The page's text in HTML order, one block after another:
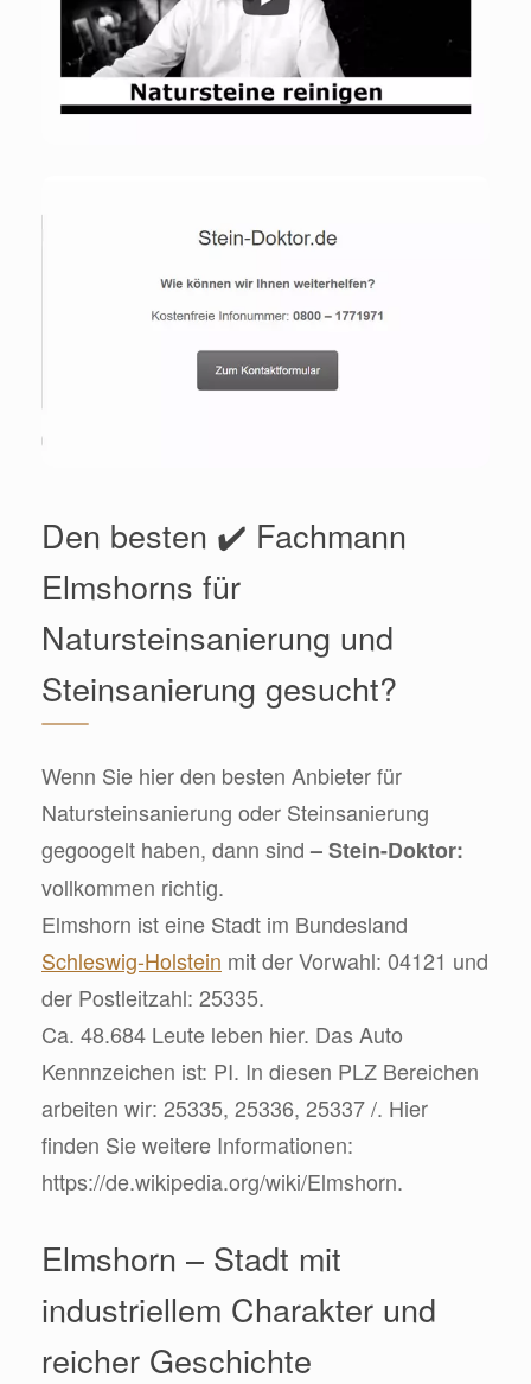
Den besten ✔️ Fachmann
Elmshorns für
Natursteinsanierung und
Steinsanierung gesucht?
Wenn Sie hier den besten Anbieter für
Natursteinsanierung oder Steinsanierung
gegoogelt haben, dann sind– Stein-Doktor:
vollkommen richtig.
Elmshorn ist eine Stadt im Bundesland
Schleswig-Holstein mit der Vorwahl: 04121 und
der Postleitzahl: 25335.
Ca. 48.684 Leute leben hier. Das Auto
Kennnzeichen ist: PI. In diesen PLZ Bereichen
arbeiten wir: 25335, 25336, 25337 /. Hier
finden Sie weitere Informationen:
https://de.wikipedia.org/wiki/Elmshorn.
Elmshorn – Stadt mit
industriellem Charakter und
reicher Geschichte